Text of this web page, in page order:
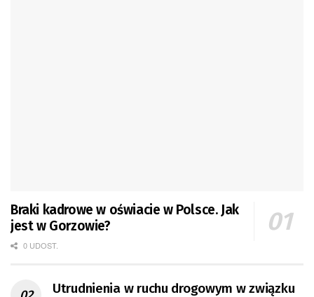
Braki kadrowe w oświacie w Polsce. Jak
jest w Gorzowie?
0 UDOST.
Utrudnienia w ruchu drogowym w związku